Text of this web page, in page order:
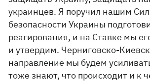
украинцев. Я поручил нашим
безопасности Украины
реагирования, и на Ставке мы
и утвердим. Черниговско-
направление мы будем
тоже знают, что происходит и к